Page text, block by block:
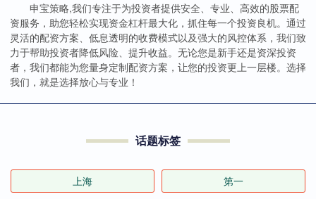
申宝策略,我们专注于为投资者提供安全、专业、高效的股票配
资服务，助您轻松实现资金杠杆最大化，抓住每一个投资良机。通过
灵活的配资方案、低息透明的收费模式以及强大的风控体系，我们致
力于帮助投资者降低风险、提升收益。无论您是新手还是资深投资
者，我们都能为您量身定制配资方案，让您的投资更上一层楼。选择
我们，就是选择放心与专业！
话题标签
上海 第一